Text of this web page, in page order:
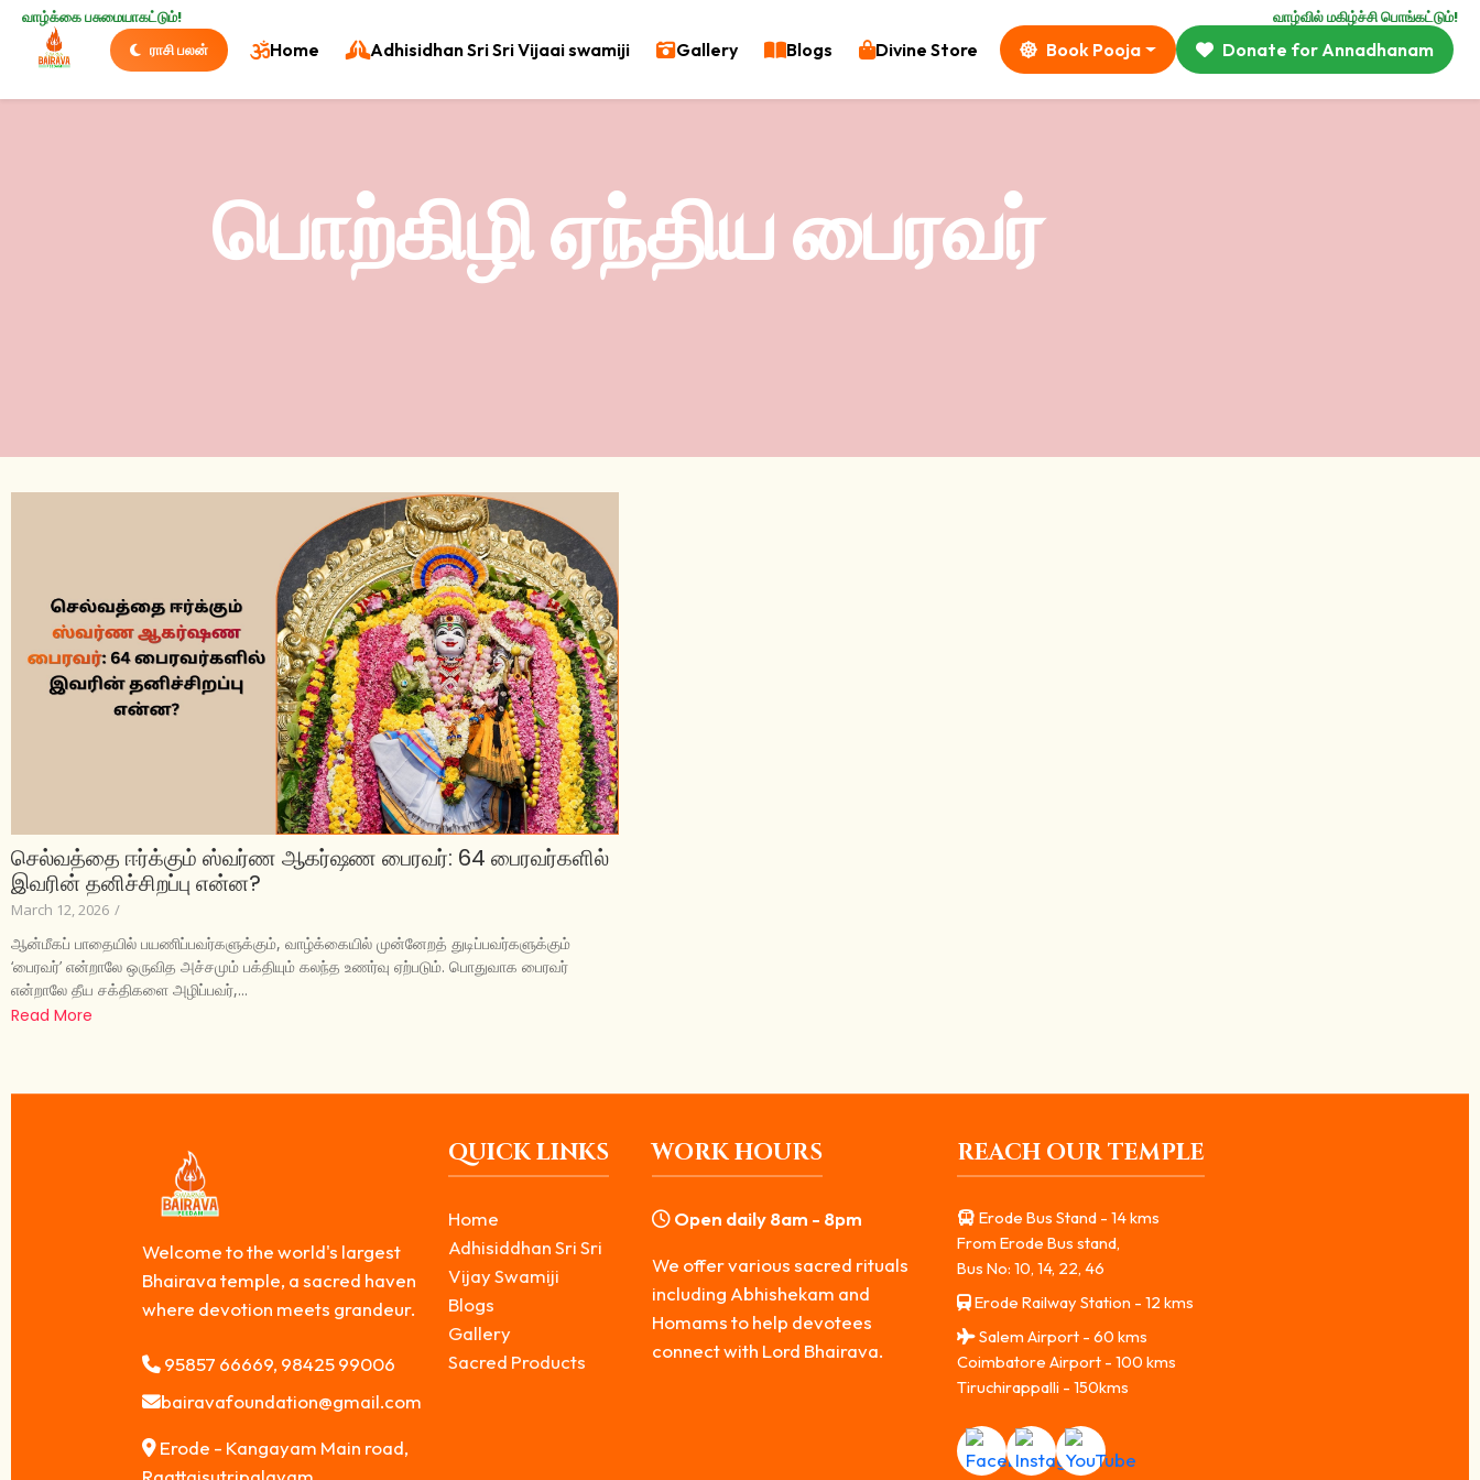
வாழ்க்கை பசுமையாகட்டும்! வாழ்வில் மகிழ்ச்சி பொங்கட்டும்!
ராசி பலன் Home Adhisidhan Sri Sri Vijaai swamiji Gallery Blogs Divine Store Book Pooja Donate for Annadhanam
பொற்கிழி ஏந்திய பைரவர்
செல்வத்தை ஈர்க்கும் ஸ்வர்ண ஆகர்ஷண பைரவர்: 64 பைரவர்களில்
இவரின் தனிச்சிறப்பு என்ன?
March 12, 2026 /
ஆன்மீகப் பாதையில் பயணிப்பவர்களுக்கும், வாழ்க்கையில் முன்னேறத் துடிப்பவர்களுக்கும்
‘பைரவர்’ என்றாலே ஒருவித அச்சமும் பக்தியும் கலந்த உணர்வு ஏற்படும். பொதுவாக பைரவர்
என்றாலே தீய சக்திகளை அழிப்பவர்,...
Read More
Welcome to the world's largest
Bhairava temple, a sacred haven
where devotion meets grandeur.
95857 66669, 98425 99006
bairavafoundation@gmail.com
Erode - Kangayam Main road,
QUICK LINKS
Home
Adhisiddhan Sri Sri
Vijay Swamiji
Blogs
Gallery
Sacred Products
WORK HOURS
Open daily 8am - 8pm
We offer various sacred rituals
including Abhishekam and
Homams to help devotees
connect with Lord Bhairava.
REACH OUR TEMPLE
Erode Bus Stand - 14 kms
From Erode Bus stand,
Bus No: 10, 14, 22, 46
Erode Railway Station - 12 kms
Salem Airport - 60 kms
Coimbatore Airport - 100 kms
Tiruchirappalli - 150kms